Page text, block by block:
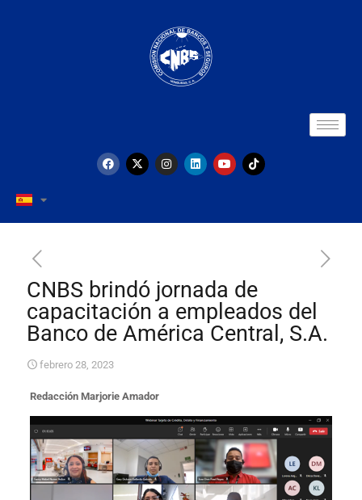
CNBS brindó jornada de
capacitación a empleados del
Banco de América Central, S.A.
febrero 28, 2023
Redacción Marjorie Amador